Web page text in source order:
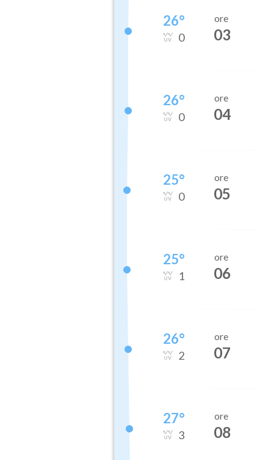
26°
0
ore
03
26°
0
ore
04
25°
0
ore
05
25°
1
ore
06
26°
2
ore
07
27°
3
ore
08